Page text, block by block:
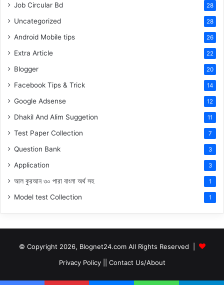
Job Circular Bd 28
Uncategorized 28
Android Mobile tips 26
Extra Article 22
Blogger 20
Facebook Tips & Trick 14
Google Adsense 12
Dhakil And Alim Suggetion 11
Test Paper Collection 7
Question Bank 3
Application 3
আল কুরআন ৩০ পারা বাংলা অর্থ সহ 1
Model test Collection 1
© Copyright 2026, Blognet24.com All Rights Reserved |
Privacy Policy|| Contact Us/About